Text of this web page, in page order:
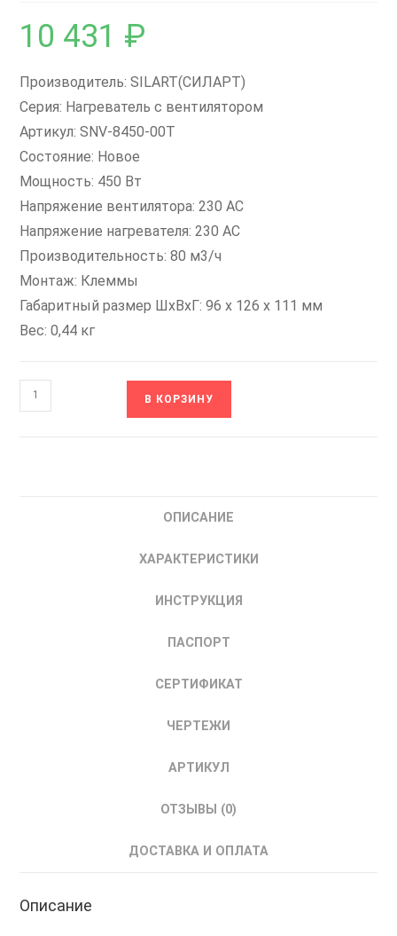
10 431 ₽
Производитель: SILART(СИЛАРТ)
Серия: Нагреватель с вентилятором
Артикул: SNV-8450-00T
Состояние: Новое
Мощность: 450 Вт
Напряжение вентилятора: 230 AC
Напряжение нагревателя: 230 AC
Производительность: 80 м3/ч
Монтаж: Клеммы
Габаритный размер ШхВхГ: 96 x 126 x 111 мм
Вес: 0,44 кг
Количество
товара
В КОРЗИНУ
ОПИСАНИЕ
ХАРАКТЕРИСТИКИ
ИНСТРУКЦИЯ
ПАСПОРТ
СЕРТИФИКАТ
ЧЕРТЕЖИ
АРТИКУЛ
ОТЗЫВЫ (0)
ДОСТАВКА И ОПЛАТА
Описание